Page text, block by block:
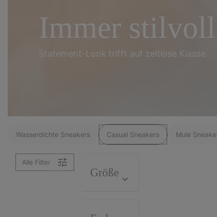
Immer stilvoll
Statement-Look trifft auf zeitlose Klasse.
Wasserdichte Sneakers Casual Sneakers Mule
Alle Filter
Größe